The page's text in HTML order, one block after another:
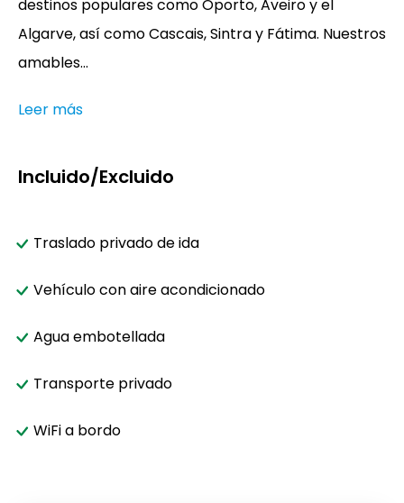
destinos populares como Oporto, Aveiro y el
Algarve, así como Cascais, Sintra y Fátima. Nuestros
amables...
Leer más
Incluido/Excluido
Traslado privado de ida
Vehículo con aire acondicionado
Agua embotellada
Transporte privado
WiFi a bordo